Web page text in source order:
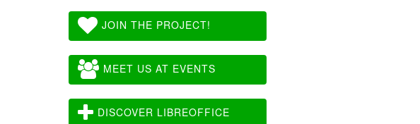
JOIN THE PROJECT!
MEET US AT EVENTS
DISCOVER LIBREOFFICE